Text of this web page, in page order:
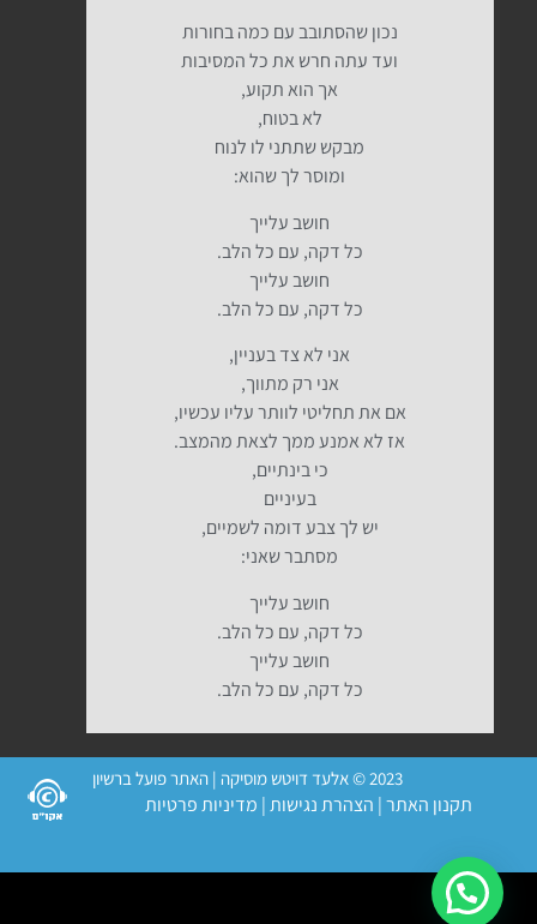
נכון שהסתובב עם כמה בחורות
ועד עתה חרש את כל המסיבות
אך הוא תקוע,
לא בטוח,
מבקש שתתני לו לנוח
ומוסר לך שהוא:
חושב עלייך
כל דקה, עם כל הלב.
חושב עלייך
כל דקה, עם כל הלב.
אני לא צד בעניין,
אני רק מתווך,
אם את תחליטי לוותר עליו עכשיו,
אז לא אמנע ממך לצאת מהמצב.
כי בינתיים,
בעיניים
יש לך צבע דומה לשמיים,
מסתבר שאני:
חושב עלייך
כל דקה, עם כל הלב.
חושב עלייך
כל דקה, עם כל הלב.
2023 © אלעד דויטש מוסיקה | האתר פועל ברשיון
תקנון האתר| הצהרת נגישות| מדיניות פרטיות